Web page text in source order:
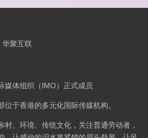
华聚互联
媒体组织（IMO）正式成员
位于香港的多元化国际传媒机构。
村、环境、传统文化，关注普通劳动者，